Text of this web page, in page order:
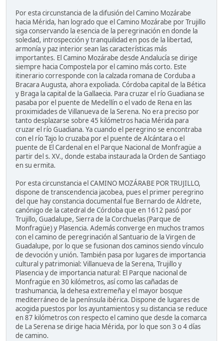
Por esta circunstancia de la difusión del Camino Mozárabe
hacia Mérida, han logrado que el Camino Mozárabe por Trujillo
siga conservando la esencia de la peregrinación en donde la
soledad, introspección y tranquilidad en pos de la libertad,
armonía y paz interior sean las características más
importantes. El Camino Mozárabe desde Andalucía se dirige
siempre hacia Compostela por el camino más corto. Este
itinerario corresponde con la calzada romana de Corduba a
Bracara Augusta, ahora expoliada. Córdoba capital de la Bética
y Braga la capital de la Gallaecia. Para cruzar el río Guadiana se
pasaba por el puente de Medellín o el vado de Rena en las
proximidades de Villanueva de la Serena. No era preciso por
tanto desplazarse sobre 45 kilómetros hacia Mérida para
cruzar el río Guadiana. Ya cuando el peregrino se encontraba
con el río Tajo lo cruzaba por el puente de Alcántara o el
puente de El Cardenal en el Parque Nacional de Monfragüe a
partir del s. XV., donde estaba instaurada la Orden de Santiago
en su ermita.
Por esta circunstancia el CAMINO MOZÁRABE POR TRUJILLO,
dispone de transcendencia jacobea, pues el primer peregrino
del que hay constancia documental fue Bernardo de Aldrete,
canónigo de la catedral de Córdoba que en 1612 pasó por
Trujillo, Guadalupe, Sierra de la Corchuelas (Parque de
Monfragüe) y Plasencia. Además converge en muchos tramos
con el camino de peregrinación al Santuario de la Virgen de
Guadalupe, por lo que se fusionan dos caminos siendo vínculo
de devoción y unión. También pasa por lugares de importancia
cultural y patrimonial: Villanueva de la Serena, Trujillo y
Plasencia y de importancia natural: El Parque nacional de
Monfragüe en 30 kilómetros, así como las cañadas de
trashumancia, la dehesa extremeña y el mayor bosque
mediterráneo de la península ibérica. Dispone de lugares de
acogida puestos por los ayuntamientos y su distancia se reduce
en 87 kilómetros con respecto el camino que desde la comarca
de La Serena se dirige hacia Mérida, por lo que son 3 o 4 días
de camino.